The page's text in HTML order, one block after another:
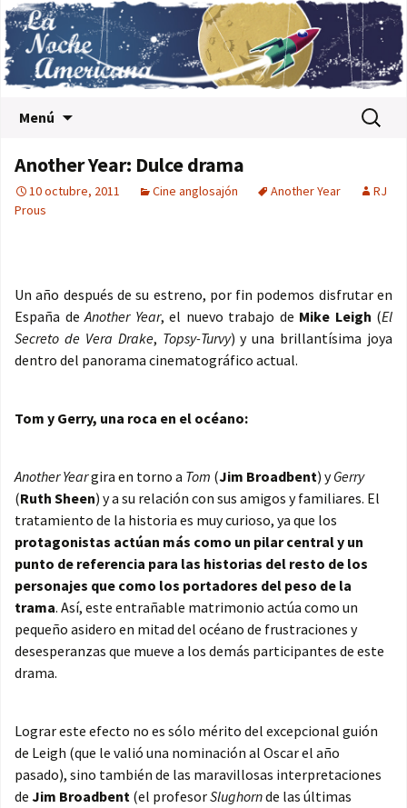
Menú Buscar:
Another Year: Dulce drama
10 octubre, 2011 Cine anglosajón Another Year
RJ
Prous
Un año después de su estreno, por fin podemos disfrutar en
España deAnother Year, el nuevo trabajo de Mike Leigh (El
Secreto de Vera Drake, Topsy-Turvy) y una brillantísima joya
dentro del panorama cinematográfico actual.
Tom y Gerry, una roca en el océano:
Another Yeargira en torno a Tom (Jim Broadbent) yGerry
(Ruth Sheen) y a su relación con sus amigos y familiares. El
tratamiento de la historia es muy curioso, ya que los
protagonistas actúan más como un pilar central y un
punto de referencia para las historias del resto de los
personajes que como los portadores del peso de la
trama. Así, este entrañable matrimonio actúa como un
pequeño asidero en mitad del océano de frustraciones y
desesperanzas que mueve a los demás participantes de este
drama.
Lograr este efecto no es sólo mérito del excepcional guión
de Leigh (que le valió una nominación al Oscar el año
pasado), sino también de las maravillosas interpretaciones
de Jim Broadbent (el profesorSlughornde las últimas